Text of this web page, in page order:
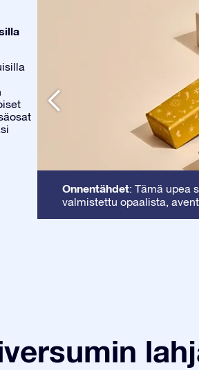
Onnentähdet: Tämä upea
valmistettu opaalista,